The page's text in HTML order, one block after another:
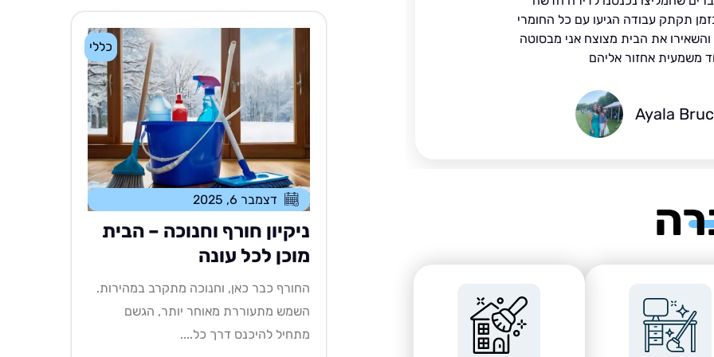
תקתק עבודה הגיעו עם כל החומרי
והשאירו את הבית מצוצח אני מבסוטה
משמעית אחזור אליהם
Ayala
כללי
דצמבר 6, 2025
ניקיון חורף וחנוכה – הבית
מוכן לכל עונה
החורף כבר כאן, וחנוכה מתקרב במהירות.
השמש מתעוררת מאוחר יותר, הגשם
מתחיל להיכנס דרך כל....